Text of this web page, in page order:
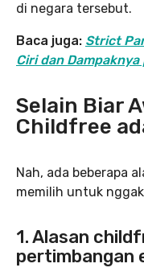
di negara tersebut.
Baca juga: Strict
Ciri dan Dampaknya
Selain Biar
Childfree
Nah, ada beberapa
memilih untuk
1. Alasan
pertimbangan